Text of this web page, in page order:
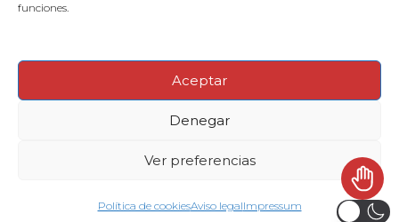
funciones.
Aceptar
Denegar
Ver preferencias
Política de cookiesAviso legalImpressum
© 2026
Contactar con Soporte Cudacu